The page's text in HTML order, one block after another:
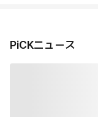
PiCKニュース